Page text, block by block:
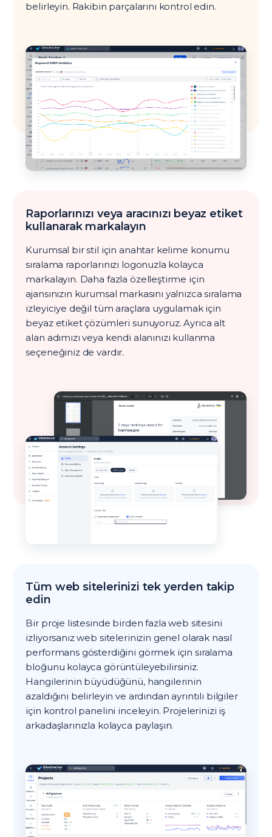
belirleyin. Rakibin parçalarını kontrol edin.
Raporlarınızı veya aracınızı beyaz etiket
kullanarak markalayın
Kurumsal bir stil için anahtar kelime konumu
sıralama raporlarınızı logonuzla kolayca
markalayın. Daha fazla özelleştirme için
ajansınızın kurumsal markasını yalnızca sıralama
izleyiciye değil tüm araçlara uygulamak için
beyaz etiket çözümleri sunuyoruz. Ayrıca alt
alan adımızı veya kendi alanınızı kullanma
seçeneğiniz de vardır.
Tüm web sitelerinizi tek yerden takip
edin
Bir proje listesinde birden fazla web sitesini
izliyorsanız web sitelerinizin genel olarak nasıl
performans gösterdiğini görmek için sıralama
bloğunu kolayca görüntüleyebilirsiniz.
Hangilerinin büyüdüğünü, hangilerinin
azaldığını belirleyin ve ardından ayrıntılı bilgiler
için kontrol panelini inceleyin. Projelerinizi iş
arkadaşlarınızla kolayca paylaşın.